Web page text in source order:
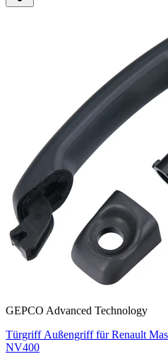
GEPCO Advanced Technology
Türgriff Außengriff für Renault
NV400